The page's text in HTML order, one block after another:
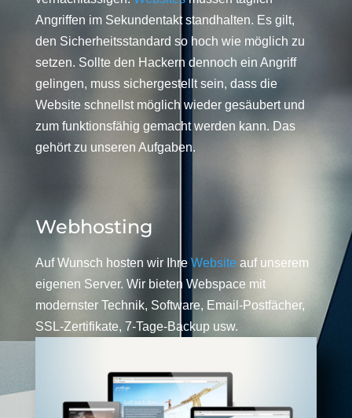
Angriffen im Sekundentakt standhalten. Es gilt,
den Sicherheitsstandard so hoch wie möglich zu
setzen. Sollte den Hackern dennoch ein Angriff
gelingen, muss sichergestellt sein, dass die
Website schnellst möglich wieder gesäubert und
zum funktionsfähig gemacht werden kann. Das
gehört zu unseren Aufgaben.
Webhosting
Auf Wunsch hosten wir Ihre Website auf unserem
eigenen Server. Wir bieten Webspace mit
modernster Technik, Software, Email-Postfächer,
SSL-Zertifikate, 7-Tage-Backup usw.